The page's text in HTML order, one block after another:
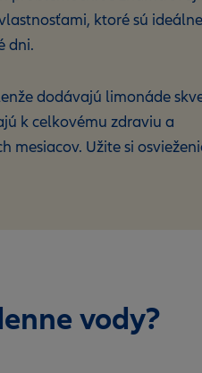
ktoré sú
dni.
dodávajú limonáde
k celkovému zdraviu a
mesiacov. Užite si
vody?